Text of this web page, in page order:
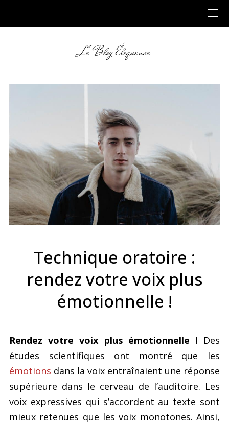
Le Blog Éloquence
Technique oratoire :
rendez votre voix plus
émotionnelle !
Rendez votre voix plus émotionnelle ! Des
études scientifiques ont montré que les
émotions dans la voix entraînaient une réponse
supérieure dans le cerveau de l’auditoire. Les
voix expressives qui s’accordent au texte sont
mieux retenues que les voix monotones. Ainsi,